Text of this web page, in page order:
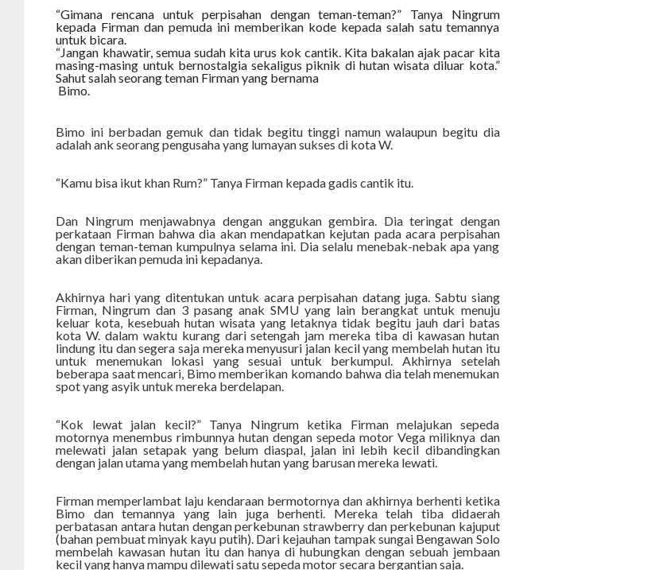
“Gimana rencana untuk perpisahan dengan teman-teman?” Tanya Ningrum
kepada Firman dan pemuda ini memberikan kode kepada salah satu temannya
untuk bicara.
“Jangan khawatir, semua sudah kita urus kok cantik. Kita bakalan ajak pacar kita
masing-masing untuk bernostalgia sekaligus piknik di hutan wisata diluar kota.”
Sahut salah seorang teman Firman yang bernama
Bimo.
Bimo ini berbadan gemuk dan tidak begitu tinggi namun walaupun begitu dia
adalah ank seorang pengusaha yang lumayan sukses di kota W.
“Kamu bisa ikut khan Rum?” Tanya Firman kepada gadis cantik itu.
Dan Ningrum menjawabnya dengan anggukan gembira. Dia teringat dengan
perkataan Firman bahwa dia akan mendapatkan kejutan pada acara perpisahan
dengan teman-teman kumpulnya selama ini. Dia selalu menebak-nebak apa yang
akan diberikan pemuda ini kepadanya.
Akhirnya hari yang ditentukan untuk acara perpisahan datang juga. Sabtu siang
Firman, Ningrum dan 3 pasang anak SMU yang lain berangkat untuk menuju
keluar kota, kesebuah hutan wisata yang letaknya tidak begitu jauh dari batas
kota W. dalam waktu kurang dari setengah jam mereka tiba di kawasan hutan
lindung itu dan segera saja mereka menyusuri jalan kecil yang membelah hutan itu
untuk menemukan lokasi yang sesuai untuk berkumpul. Akhirnya setelah
beberapa saat mencari, Bimo memberikan komando bahwa dia telah menemukan
spot yang asyik untuk mereka berdelapan.
“Kok lewat jalan kecil?” Tanya Ningrum ketika Firman melajukan sepeda
motornya menembus rimbunnya hutan dengan sepeda motor Vega miliknya dan
melewati jalan setapak yang belum diaspal, jalan ini lebih kecil dibandingkan
dengan jalan utama yang membelah hutan yang barusan mereka lewati.
Firman memperlambat laju kendaraan bermotornya dan akhirnya berhenti ketika
Bimo dan temannya yang lain juga berhenti. Mereka telah tiba didaerah
perbatasan antara hutan dengan perkebunan strawberry dan perkebunan kajuput
(bahan pembuat minyak kayu putih). Dari kejauhan tampak sungai Bengawan Solo
membelah kawasan hutan itu dan hanya di hubungkan dengan sebuah jembaan
kecil yang hanya mampu dilewati satu sepeda motor secara bergantian saja.